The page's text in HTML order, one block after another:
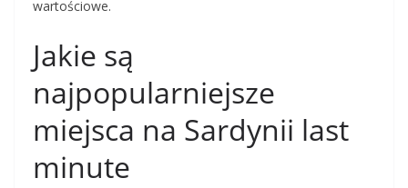
wartościowe.
Jakie są
najpopularniejsze
miejsca na Sardynii last
minute